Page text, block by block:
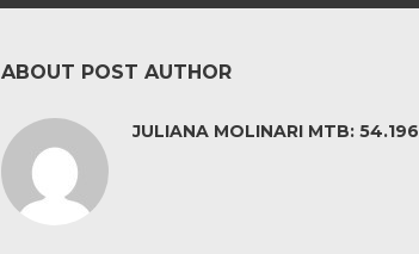
ABOUT POST AUTHOR
JULIANA MOLINARI MTB: 54.196